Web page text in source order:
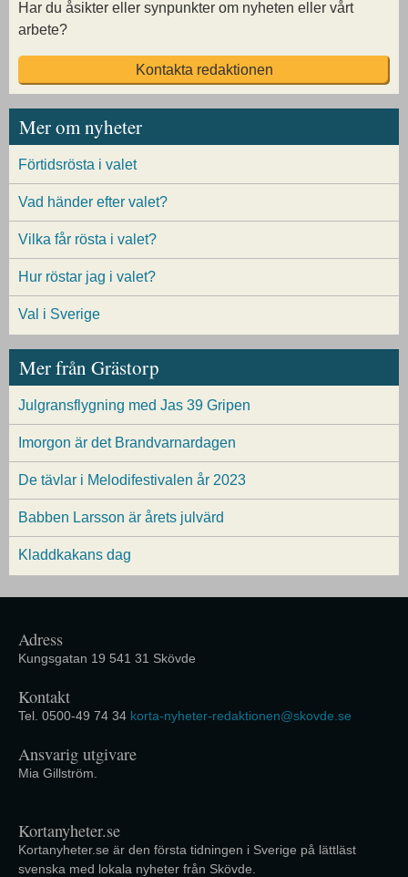
Har du åsikter eller synpunkter om nyheten eller vårt
arbete?
Kontakta redaktionen
Mer om nyheter
Förtidsrösta i valet
Vad händer efter valet?
Vilka får rösta i valet?
Hur röstar jag i valet?
Val i Sverige
Mer från Grästorp
Julgransflygning med Jas 39 Gripen
Imorgon är det Brandvarnardagen
De tävlar i Melodifestivalen år 2023
Babben Larsson är årets julvärd
Kladdkakans dag
Adress
Kungsgatan 19 541 31 Skövde
Kontakt
Tel. 0500-49 74 34 korta-nyheter-redaktionen@skovde.se
Ansvarig utgivare
Mia Gillström.
Kortanyheter.se
Kortanyheter.se är den första tidningen i Sverige på lättläst
svenska med lokala nyheter från Skövde.